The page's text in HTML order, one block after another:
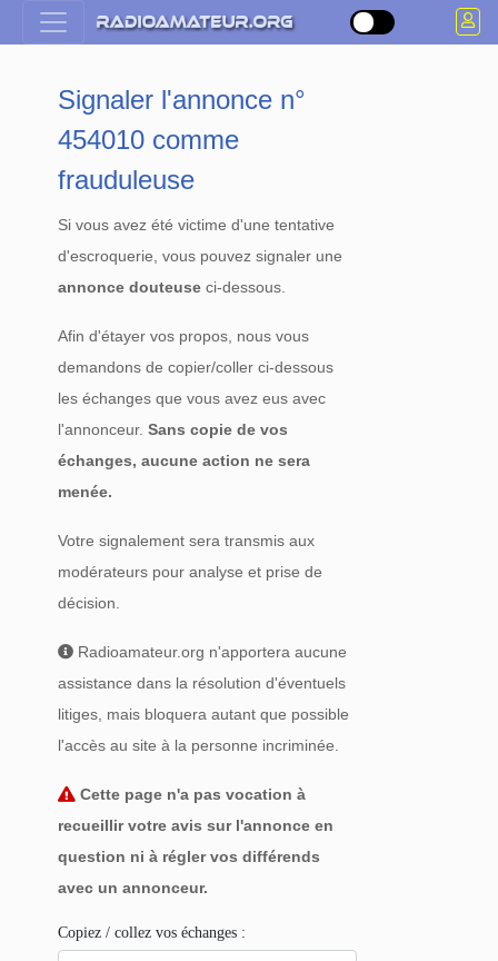
Signaler l'annonce n°
454010 comme
frauduleuse
Si vous avez été victime d'une tentative
d'escroquerie, vous pouvez signaler une
annonce douteuse ci-dessous.
Afin d'étayer vos propos, nous vous
demandons de copier/coller ci-dessous
les échanges que vous avez eus avec
l'annonceur.Sans copie de vos
échanges, aucune action ne sera
menée.
Votre signalement sera transmis aux
modérateurs pour analyse et prise de
décision.
Radioamateur.org n'apportera aucune
assistance dans la résolution d'éventuels
litiges, mais bloquera autant que possible
l'accès au site à la personne incriminée.
Cette page n'a pas vocation à
recueillir votre avis sur l'annonce en
question ni à régler vos différends
avec un annonceur.
Copiez / collez vos échanges :